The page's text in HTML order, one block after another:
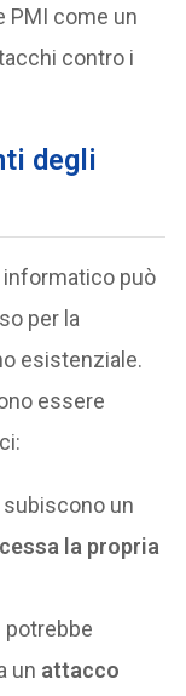
PMI come un
contro i
degli
informatico può
per la
esistenziale.
essere
un
cessa la propria
potrebbe
un attacco